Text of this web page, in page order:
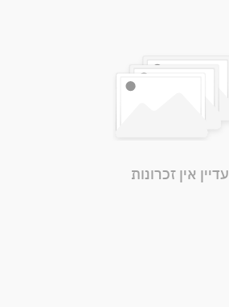
עדיין אין זכרונות